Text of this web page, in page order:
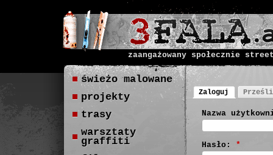
zaangażowany społecznie
Zaloguj
Nazwa
Hasło: *
świeżo malowane
projekty
trasy
warsztaty
graffiti